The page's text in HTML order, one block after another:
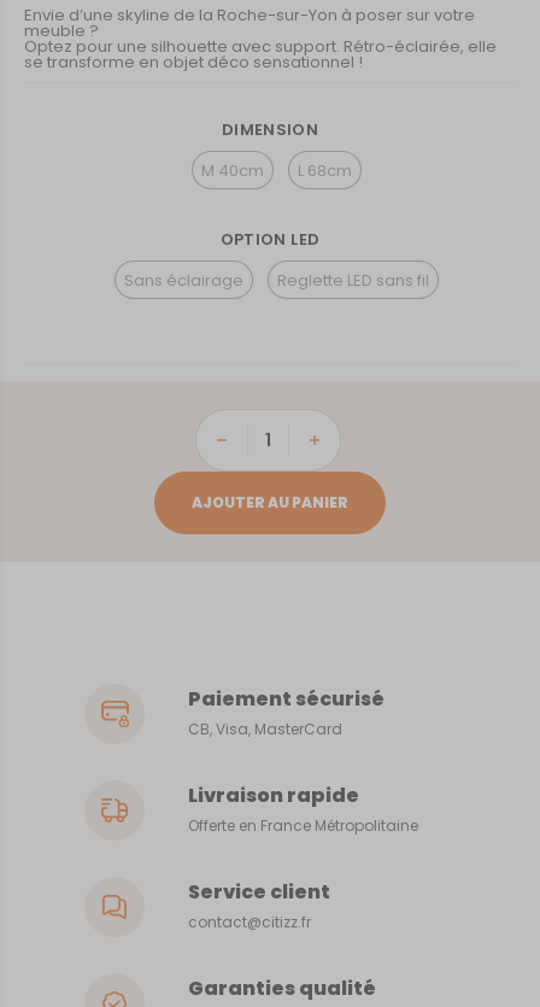
Envie d’une skyline de la Roche-sur-Yon à poser sur votre
meuble ?
Optez pour une silhouette avec support. Rétro-éclairée, elle
se transforme en objet déco sensationnel !
DIMENSION
M 40cm
L 68cm
OPTION LED
Sans éclairage
Reglette LED sans fil
quantité
La
AJOUTER AU PANIER
Paiement sécurisé
CB, Visa, MasterCard
Livraison rapide
Offerte en France Métropolitaine
Service client
contact@citizz.fr
Garanties qualité